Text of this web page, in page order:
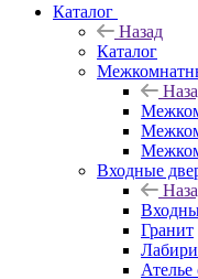
Каталог
Назад
Каталог
Входные
Гранит
Ателье